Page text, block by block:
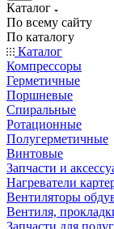
Каталог
По всему сайту
По каталогу
Каталог
Компрессоры
Герметичные
Поршневые
Спиральные
Ротационные
Полугерметичные
Винтовые
Запчасти и
Нагреватели
Вентиляторы
Вентиля,
Запчасти для